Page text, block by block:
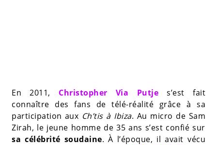
En 2011, Christopher Via Putje s’est fait
connaître des fans de télé-réalité grâce à sa
participation aux Ch’tis à Ibiza. Au micro de Sam
Zirah, le jeune homme de 35 ans s’est confié sur
sa célébrité soudaine. À l’époque, il avait vécu